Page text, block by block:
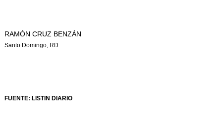
RAMÓN CRUZ BENZÁN
Santo Domingo, RD
FUENTE: LISTIN DIARIO